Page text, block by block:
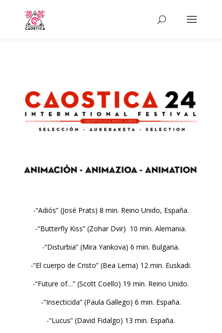
-“Adiós” (José Prats) 8 min. Reino Unido, España.
-“Butterfly Kiss” (Zohar Dvir) 10 min. Alemania.
-“Disturbia” (Mira Yankova) 6 min. Bulgaria.
-“El cuerpo de Cristo” (Bea Lema) 12 min. Euskadi.
-“Future of…” (Scott Coello) 19 min. Reino Unido.
-“Insecticida” (Paula Gallego) 6 min. España.
-“Lucus” (David Fidalgo) 13 min. España.